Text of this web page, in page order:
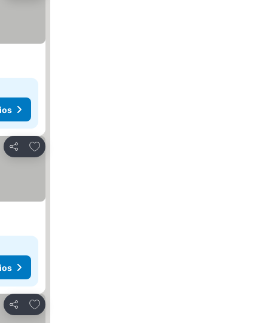
Compartir
Agregar a favoritos
Compartir
Agregar a favoritos